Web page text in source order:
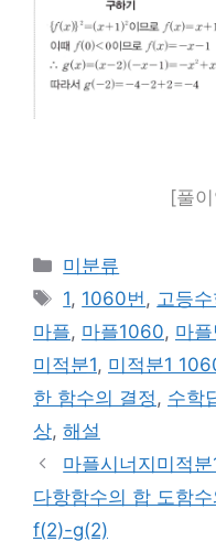
[풀
카
테
고
리
미분류
태
그
1, 1060번 , 고등
마플, 마플1060, 마
미적분1, 미적분1
한 함수의 결정 , 수학
상, 해설
마플시너지미적
다항함수의 합 도함
f(2)-g(2)